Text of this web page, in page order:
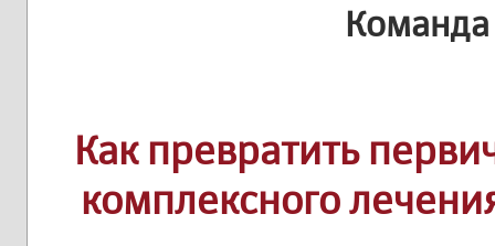
Как превратить
комплексного